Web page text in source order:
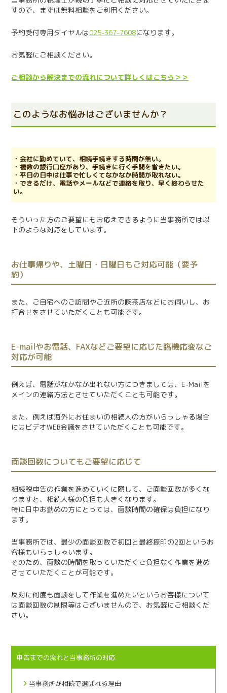
すので、まずは無料相談をご利用ください。
予約受付専用ダイヤルは025-367-7608になります。
お気軽にご相談ください。
ご相談から解決までの流れについて詳しくはこちら＞＞
このようなお悩みはございませんか？
・会社に勤めていて、相続手続きする時間が無い。
・複数の銀行口座があり、手続きに行く手間を省きたい。
・平日の日中は仕事で忙しくてなかなか時間が取れない。
・できるだけ、電話やメールなどで連絡を取り、早く終わらせた
い。
そういった方のご要望にもお応えできるように当事務所では以
下のような対応をしています。
お仕事帰りや、土曜日・日曜日もご対応可能（要予
約）
また、ご自宅へのご訪問やご近所の喫茶店などにお伺いし、お
打合せをさせていただくことも可能です。
E-mailやお電話、FAXなどご要望に応じた臨機応変なご
対応が可能
例えば、電話がなかなか出れない方につきましては、E-Mailを
メインの連絡方法とさせていただくことも可能です。
また、例えば海外にお住まいの相続人の方がいらっしゃる場合
にはビデオWEB会議をさせていただくことも可能です。
面談回数についてもご要望に応じて
相続税申告の作業を進めていくに際して、ご面談回数が多くな
りますと、相続人様の負担も大きくなります。
特に日中お勤めの方にとっては、面談時間の確保は負担になり
ます。
当事務所では、最少の面談回数で初回と最終捺印の2回というお
客様もいらっしゃいます。
そのため、面談の時間を取っていただくご負担なく作業を進め
させていただくことが可能です。
反対に何度も面談をして作業を進めたいというお客様について
は面談回数の制限等はございませんので、お気軽にご相談くだ
さい。
申告までの流れと当事務所の対応
当事務所が相続で選ばれる理由